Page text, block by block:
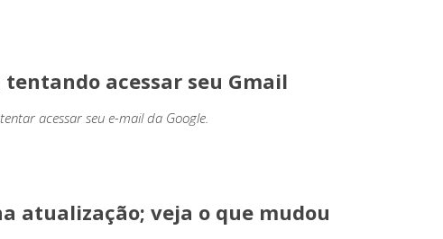
acessar seu Gmail
acessar seu e-mail da Google.
atualização; veja o que mudou